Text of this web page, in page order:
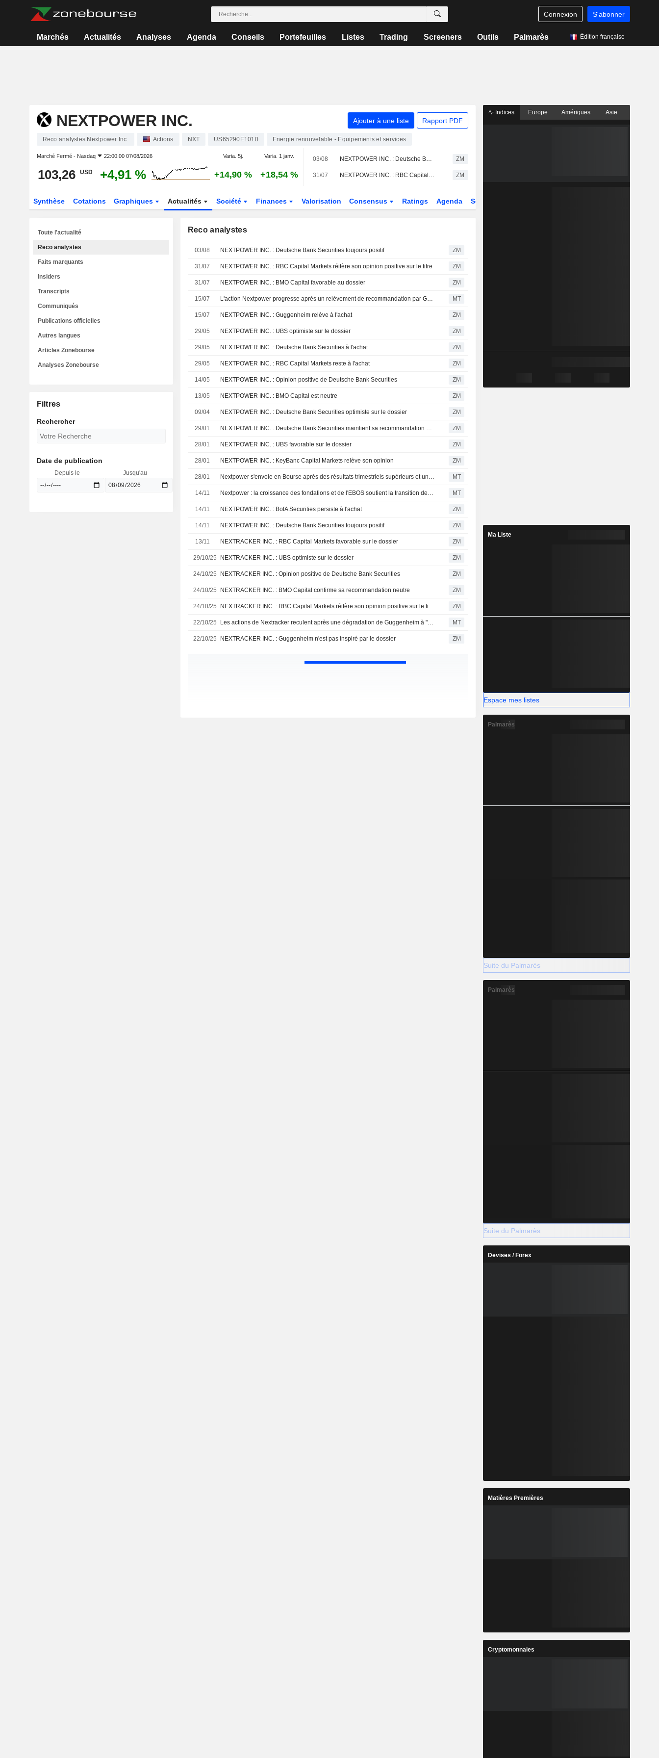
Connexion S'abonner
Marchés Actualités Analyses Agenda Conseils Portefeuilles Listes Trading Screeners Outils Palmarès Édition française
NEXTPOWER INC. Ajouter à une liste Rapport PDF
Reco analystes Nextpower Inc. Actions NXT US65290E1010 Energie renouvelable - Equipements et services
Marché Fermé - Nasdaq 22:00:00 07/08/2026 Varia. 5j. Varia. 1 janv.
103,26 USD +4,91 % +14,90 % +18,54 %
03/08 NEXTPOWER INC. : Deutsche Bank Securities toujours positif ZM
31/07 NEXTPOWER INC. : RBC Capital Markets réitère son opinion positive sur le titre ZM
Synthèse Cotations Graphiques Actualités Société Finances Valorisation Consensus Ratings Agenda Secteur
Reco analystes
03/08 NEXTPOWER INC. : Deutsche Bank Securities toujours positif ZM
31/07 NEXTPOWER INC. : RBC Capital Markets réitère son opinion positive sur le titre ZM
31/07 NEXTPOWER INC. : BMO Capital favorable au dossier ZM
15/07 L'action Nextpower progresse après un relèvement de recommandation par Guggenheim MT
15/07 NEXTPOWER INC. : Guggenheim relève à l'achat ZM
29/05 NEXTPOWER INC. : UBS optimiste sur le dossier ZM
29/05 NEXTPOWER INC. : Deutsche Bank Securities à l'achat ZM
29/05 NEXTPOWER INC. : RBC Capital Markets reste à l'achat ZM
14/05 NEXTPOWER INC. : Opinion positive de Deutsche Bank Securities ZM
13/05 NEXTPOWER INC. : BMO Capital est neutre ZM
09/04 NEXTPOWER INC. : Deutsche Bank Securities optimiste sur le dossier ZM
29/01 NEXTPOWER INC. : Deutsche Bank Securities maintient sa recommandation à l'achat ZM
28/01 NEXTPOWER INC. : UBS favorable sur le dossier ZM
28/01 NEXTPOWER INC. : KeyBanc Capital Markets relève son opinion ZM
28/01 Nextpower s'envole en Bourse après des résultats trimestriels supérieurs et une amélioration de recommandation MT
14/11 Nextpower : la croissance des fondations et de l'EBOS soutient la transition de la plateforme, marge opérationnelle proche de 25 % à l'horizon 2030 selon BofA MT
14/11 NEXTPOWER INC. : BofA Securities persiste à l'achat ZM
14/11 NEXTPOWER INC. : Deutsche Bank Securities toujours positif ZM
13/11 NEXTRACKER INC. : RBC Capital Markets favorable sur le dossier ZM
29/10/25 NEXTRACKER INC. : UBS optimiste sur le dossier ZM
24/10/25 NEXTRACKER INC. : Opinion positive de Deutsche Bank Securities ZM
24/10/25 NEXTRACKER INC. : BMO Capital confirme sa recommandation neutre ZM
24/10/25 NEXTRACKER INC. : RBC Capital Markets réitère son opinion positive sur le titre ZM
22/10/25 Les actions de Nextracker reculent après une dégradation de Guggenheim à "neutre" MT
22/10/25 NEXTRACKER INC. : Guggenheim n'est pas inspiré par le dossier ZM
Toute l'actualité
Reco analystes
Faits marquants
Insiders
Transcripts
Communiqués
Publications officielles
Autres langues
Articles Zonebourse
Analyses Zonebourse
Filtres
Rechercher
Date de publication
Depuis le Jusqu'au
Indices Europe Amériques Asie
Ma Liste
Espace mes listes
Palmarès
Suite du Palmarès
Palmarès
Suite du Palmarès
Devises / Forex
Matières Premières
Cryptomonnaies